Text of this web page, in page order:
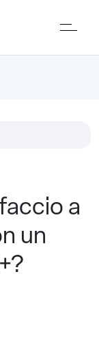
a
un